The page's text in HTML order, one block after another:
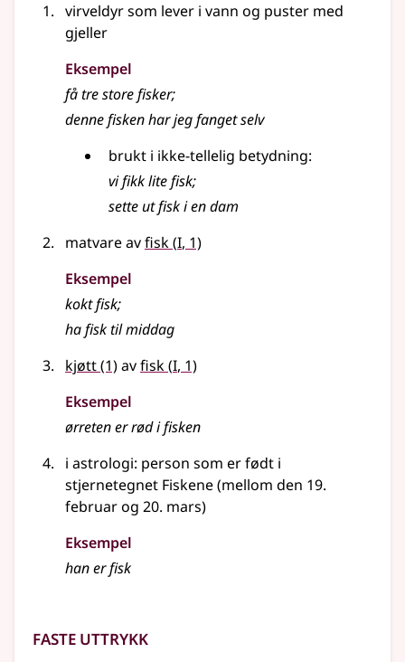
virveldyr som lever i vann og puster med
gjeller
Eksempel
få tre store fisker;
denne fisken har jeg fanget selv
brukt i ikke-tellelig betydning:
vi fikk lite fisk;
sette utfiski en dam
matvare avfisk(1
I, 1)
Eksempel
kokt fisk;
ha fisk til middag
kjøtt(1)avfisk(1
I, 1)
Eksempel
ørreten er rød i fisken
i astrologi: person som er født i
stjernetegnet Fiskene (mellom den 19.
februar og 20. mars)
Eksempel
han er fisk
Faste uttrykk